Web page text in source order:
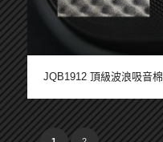
JQB1912 頂級波浪吸音棉